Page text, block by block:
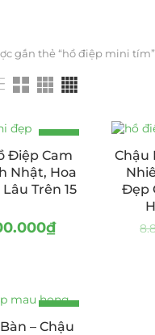
gắn thẻ “hồ điệp mini tím”
-14%
Điệp Cam
Nhật, Hoa
Trên 15
₫
Chậu
Đẹp
-18%
– Chậu